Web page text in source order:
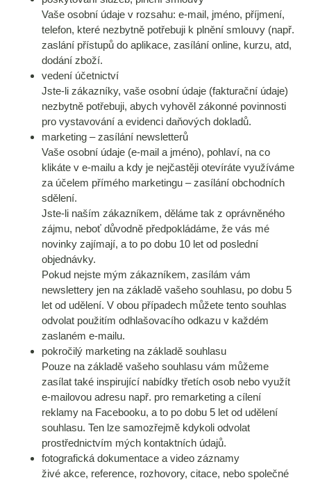
Vaše osobní údaje v rozsahu: e-mail, jméno, příjmení,
telefon, které nezbytně potřebuji k plnění smlouvy (např.
zaslání přístupů do aplikace, zasílání online, kurzu, atd,
dodání zboží.
vedení účetnictví
Jste-li zákazníky, vaše osobní údaje (fakturační údaje)
nezbytně potřebuji, abych vyhověl zákonné povinnosti
pro vystavování a evidenci daňových dokladů.
marketing – zasílání newsletterů
Vaše osobní údaje (e-mail a jméno), pohlaví, na co
klikáte v e-mailu a kdy je nejčastěji otevíráte využíváme
za účelem přímého marketingu – zasílání obchodních
sdělení.
Jste-li naším zákazníkem, děláme tak z oprávněného
zájmu, neboť důvodně předpokládáme, že vás mé
novinky zajímají, a to po dobu 10 let od poslední
objednávky.
Pokud nejste mým zákazníkem, zasílám vám
newslettery jen na základě vašeho souhlasu, po dobu 5
let od udělení. V obou případech můžete tento souhlas
odvolat použitím odhlašovacího odkazu v každém
zaslaném e-mailu.
pokročilý marketing na základě souhlasu
Pouze na základě vašeho souhlasu vám můžeme
zasílat také inspirující nabídky třetích osob nebo využít
e-mailovou adresu např. pro remarketing a cílení
reklamy na Facebooku, a to po dobu 5 let od udělení
souhlasu. Ten lze samozřejmě kdykoli odvolat
prostřednictvím mých kontaktních údajů.
fotografická dokumentace a video záznamy
živé akce, reference, rozhovory, citace, nebo společné